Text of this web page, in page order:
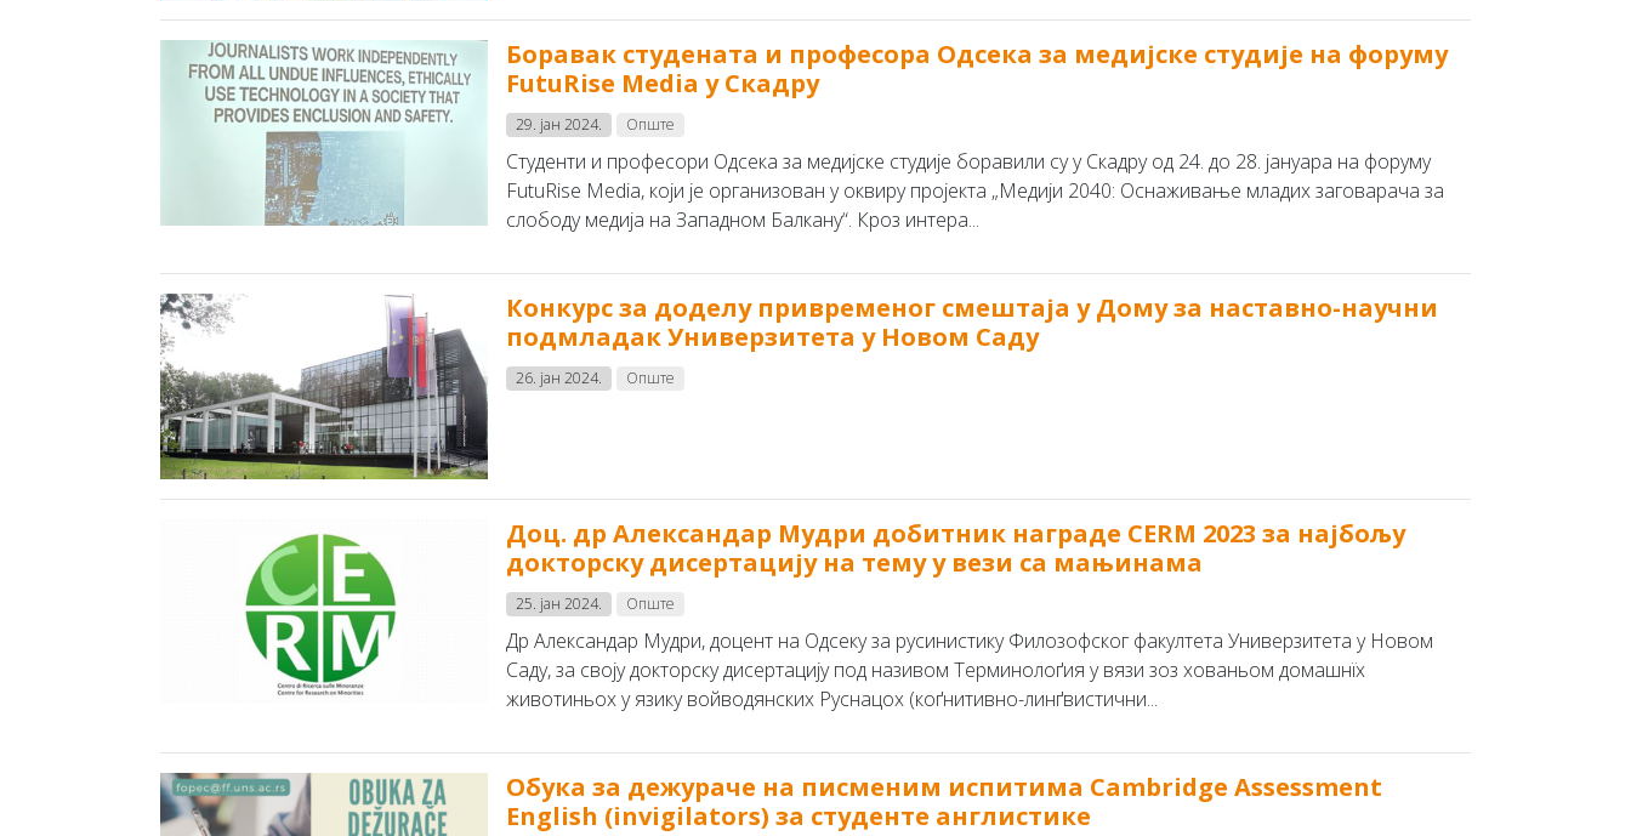
Боравак студената и професора Одсека за медијске студије на форуму
FutuRise Media у Скадру
29. јан 2024. Опште
Студенти и професори Одсека за медијске студије боравили су у Скадру од 24. до 28. јануара на форуму
FutuRise Media, који је организован у оквиру пројекта „Медији 2040: Оснаживање младих заговарача за
слободу медија на Западном Балкану“. Кроз интера...
Конкурс за доделу привременог смештаја у Дому за наставно-научни
подмладак Универзитета у Новом Саду
26. јан 2024. Опште
Доц. др Александар Мудри добитник награде CERM 2023 за најбољу
докторску дисертацију на тему у вези са мањинама
25. јан 2024. Опште
Др Александар Мудри, доцент на Одсеку за русинистику Филозофског факултета Универзитета у Новом
Саду, за своју докторску дисертацију под називом Терминолоґия у вязи зоз хованьом домашнїх
животиньох у язику войводянских Руснацох (коґнитивно-линґвистични...
Обука за дежураче на писменим испитима Cambridge Assessment
English (invigilators) за студенте англистике